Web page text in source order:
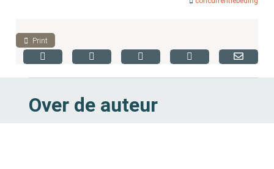
Print
Over de auteur